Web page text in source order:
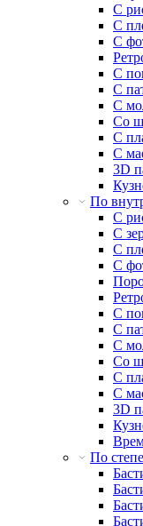
С
С
С
С
С
С
Со
С
С
3D
По
С
С
С
С
С
С
С
Со
С
С
3D
По